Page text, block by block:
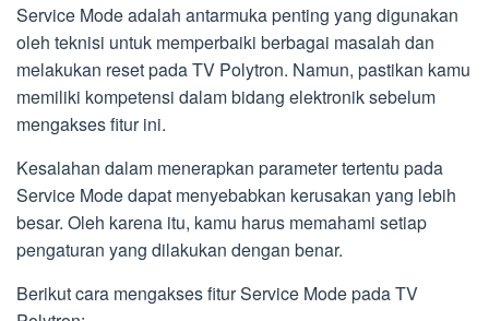
Service Mode adalah antarmuka penting yang digunakan
oleh teknisi untuk memperbaiki berbagai masalah dan
melakukan reset pada TV Polytron. Namun, pastikan kamu
memiliki kompetensi dalam bidang elektronik sebelum
mengakses fitur ini.
Kesalahan dalam menerapkan parameter tertentu pada
Service Mode dapat menyebabkan kerusakan yang lebih
besar. Oleh karena itu, kamu harus memahami setiap
pengaturan yang dilakukan dengan benar.
Berikut cara mengakses fitur Service Mode pada TV